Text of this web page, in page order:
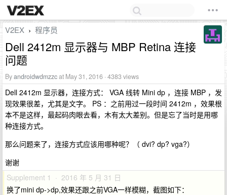
V2EX › 程序员
Dell 2412m 显示器与 MBP Retina 连接
问题
Byandroidwdmzzcat May 31, 2016 · 4383 views
Dell 2412m 显示器，连接方式： VGA 线转 Mini dp ，连接 MBP ，发
现效果很差，尤其是文字。 PS ：之前用过一段时间 2412m ，效果根
本不是这样，最起码肉眼去看，木有太大差别。但是忘了当时是用哪
种连接方式。
那么问题来了，连接方式应该用哪种呢？（ dvi? dp? vga?）
谢谢
Supplement 1 · 2016 年 5 月 31 日
换了mini dp->dp,效果还跟之前VGA一样模糊，截图如下：